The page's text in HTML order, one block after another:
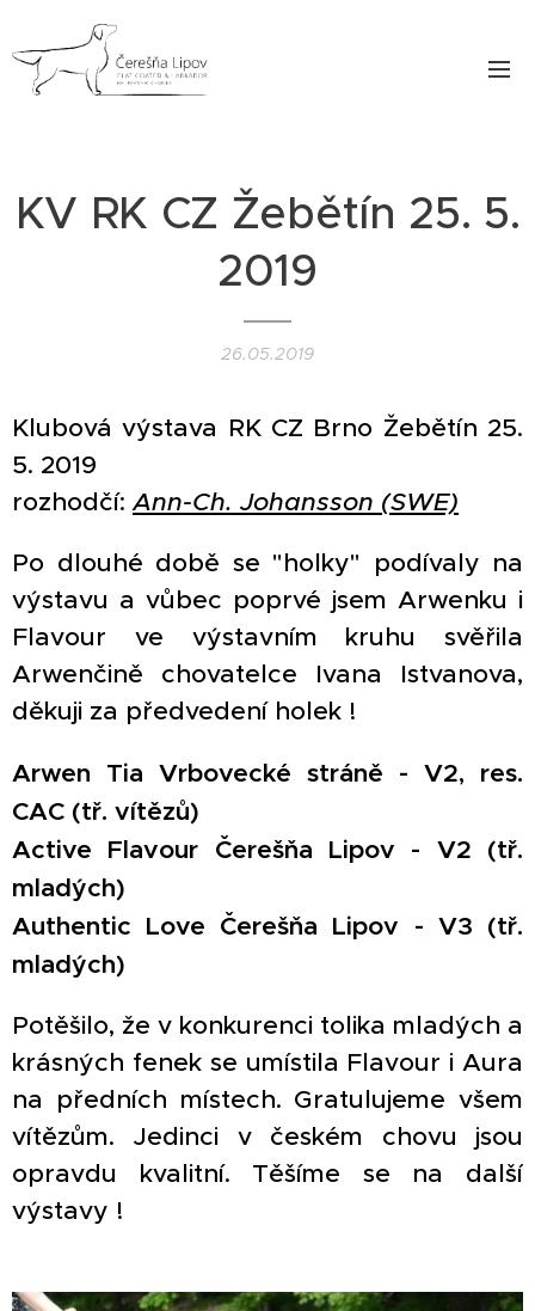
KV RK CZ Žebětín 25. 5.
2019
26.05.2019
Klubová výstava RK CZ Brno Žebětín 25.
5. 2019
rozhodčí:Ann-Ch. Johansson (SWE)
Po dlouhé době se "holky" podívaly na
výstavu a vůbec poprvé jsem Arwenku i
Flavour ve výstavním kruhu svěřila
Arwenčině chovatelce Ivana Istvanova,
děkuji za předvedení holek ! 🐩🐩
Arwen Tia Vrbovecké stráně - V2, res.
CAC (tř. vítězů)
Active Flavour Čerešňa Lipov - V2 (tř.
mladých)
Authentic Love Čerešňa Lipov - V3 (tř.
mladých)
Potěšilo, že v konkurenci tolika mladých a
krásných fenek se umístila Flavour i Aura
na předních místech. Gratulujeme všem
vítězům. Jedinci v českém chovu jsou
opravdu kvalitní. Těšíme se na další
výstavy !